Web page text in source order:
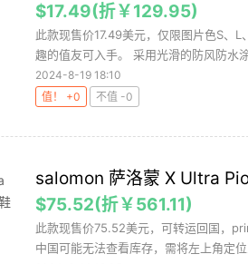
$17.49(折￥129.95)
此款现售价17.49美元，仅限图片色S、
趣的值友可入手。 采用光滑的防风防水
2024-8-19 18:10
值！ +0
不值 -0
salomon 萨洛蒙 X Ultra
$75.52(折￥561.11)
此款现售价75.52美元，可转运回国，
中国可能无法查看库存，需将左上角定